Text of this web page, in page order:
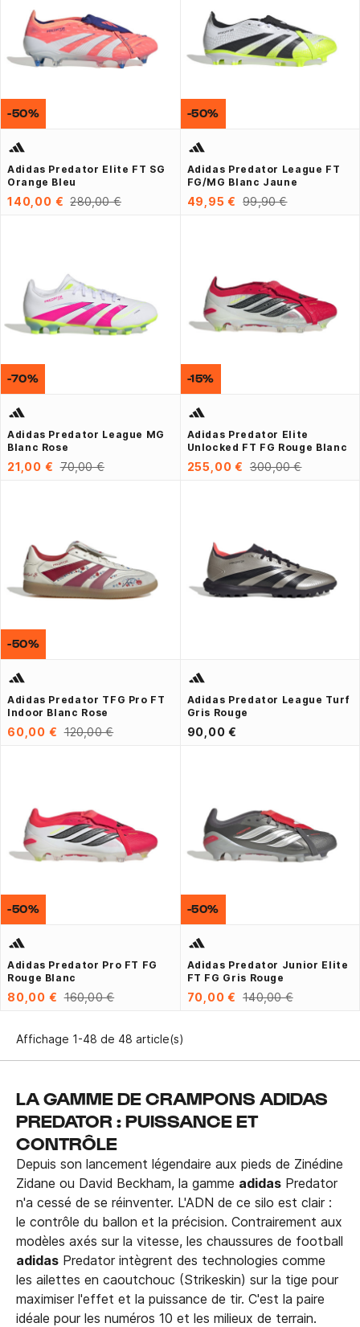
Adidas Predator Elite FT SG
Orange Bleu
140,00 € 280,00 €
-50%
Adidas Predator League FT
FG/MG Blanc Jaune
49,95 € 99,90 €
-50%
Adidas Predator League MG
Blanc Rose
21,00 € 70,00 €
-70%
Adidas Predator Elite
Unlocked FT FG Rouge Blanc
255,00 € 300,00 €
-15%
Adidas Predator TFG Pro FT
Indoor Blanc Rose
60,00 € 120,00 €
-50%
Adidas Predator League Turf
Gris Rouge
90,00 €
Adidas Predator Pro FT FG
Rouge Blanc
80,00 € 160,00 €
-50%
Adidas Predator Junior Elite
FT FG Gris Rouge
70,00 € 140,00 €
-50%
Affichage 1-48 de 48 article(s)
LA GAMME DE CRAMPONS ADIDAS
PREDATOR : PUISSANCE ET
CONTRÔLE
Depuis son lancement légendaire aux pieds de Zinédine
Zidane ou David Beckham, la gamme adidas Predator
n'a cessé de se réinventer. L'ADN de ce silo est clair :
le contrôle du ballon et la précision. Contrairement aux
modèles axés sur la vitesse, les chaussures de football
adidas Predator intègrent des technologies comme
les ailettes en caoutchouc (Strikeskin) sur la tige pour
maximiser l'effet et la puissance de tir. C'est la paire
idéale pour les numéros 10 et les milieux de terrain.